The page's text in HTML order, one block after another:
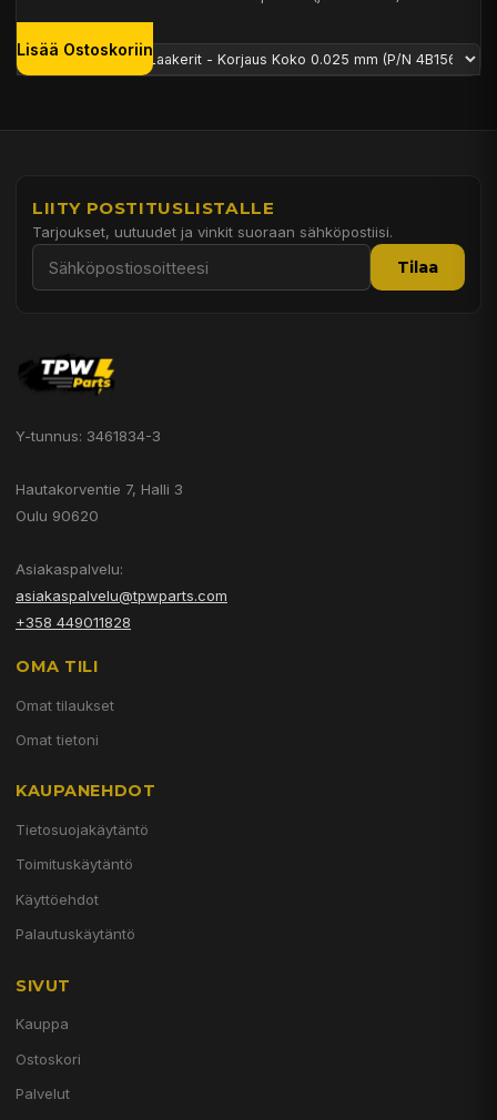
Lisää Ostoskoriin
LIITY POSTITUSLISTALLE
Tarjoukset, uutuudet ja vinkit suoraan sähköpostiisi.
Tilaa
Y-tunnus: 3461834-3
Hautakorventie 7, Halli 3
Oulu 90620
Asiakaspalvelu:
asiakaspalvelu@tpwparts.com
+358 449011828
OMA TILI
Omat tilaukset
Omat tietoni
KAUPANEHDOT
Tietosuojakäytäntö
Toimituskäytäntö
Käyttöehdot
Palautuskäytäntö
SIVUT
Kauppa
Ostoskori
Palvelut